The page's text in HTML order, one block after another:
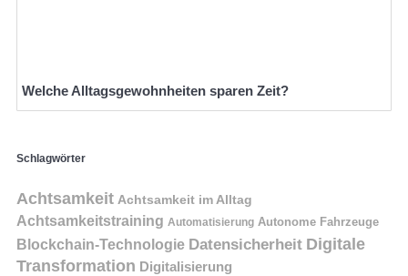
Welche Alltagsgewohnheiten sparen Zeit?
Schlagwörter
Achtsamkeit Achtsamkeit im Alltag
Achtsamkeitstraining Automatisierung Autonome Fahrzeuge
Blockchain-Technologie Datensicherheit Digitale
Transformation Digitalisierung